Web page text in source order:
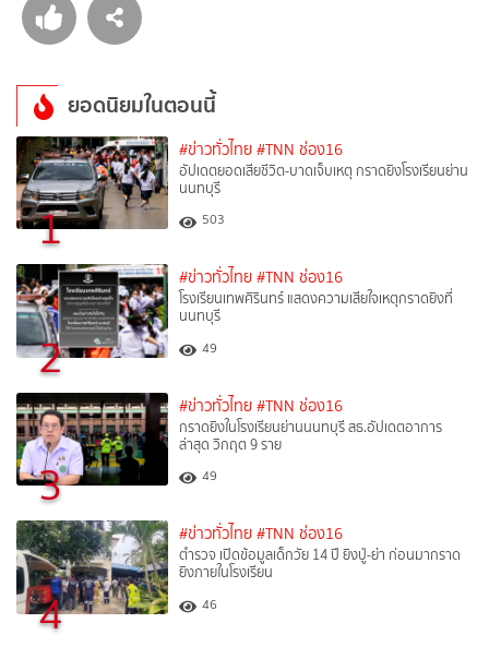
ยอดนิยมในตอนนี้
1
#ข่าวทั่วไทย #TNN ช่อง16
อัปเดตยอดเสียชีวิต-บาดเจ็บเหตุ กราดยิงโรงเรียนย่าน
นนทบุรี
503
2
#ข่าวทั่วไทย #TNN ช่อง16
โรงเรียนเทพศิรินทร์ แสดงความเสียใจเหตุกราดยิงที่
นนทบุรี
49
3
#ข่าวทั่วไทย #TNN ช่อง16
กราดยิงในโรงเรียนย่านนนทบุรี สธ.อัปเดตอาการ
ล่าสุด วิกฤต 9 ราย
49
4
#ข่าวทั่วไทย #TNN ช่อง16
ตำรวจ เปิดข้อมูลเด็กวัย 14 ปี ยิงปู่-ย่า ก่อนมากราด
ยิงภายในโรงเรียน
46